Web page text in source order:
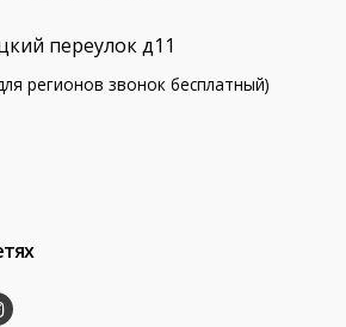
переулок д11
регионов звонок бесплатный)